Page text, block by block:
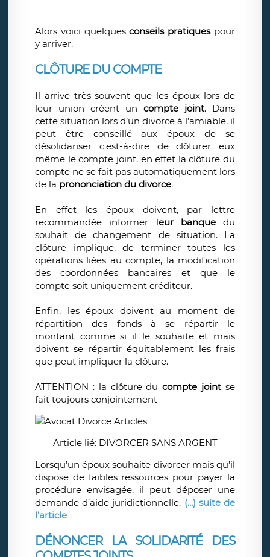
Alors voici quelquesconseils pratiquespour
y arriver.
CLÔTURE DU COMPTE
Il arrive très souvent que les époux lors de
leur union créent un compte joint. Dans
cette situation lors d’un divorce à l’amiable, il
peut être conseillé aux époux de se
désolidariser c'est-à-dire de clôturer eux
même le compte joint, en effet la clôture du
compte ne se fait pas automatiquement lors
de la prononciation du divorce.
En effet les époux doivent, par lettre
recommandée informer leur banquedu
souhait de changement de situation. La
clôture implique, de terminer toutes les
opérations liées au compte, la modification
des coordonnées bancaires et que le
compte soit uniquement créditeur.
Enfin, les époux doivent au moment de
répartition des fonds à se répartir le
montant comme si il le souhaite et mais
doivent se répartir équitablement les frais
que peut impliquer la clôture.
ATTENTION : la clôture ducompte jointse
fait toujours conjointement
Article lié: DIVORCER SANS ARGENT
Lorsqu’un époux souhaite divorcer mais qu’il
dispose de faibles ressources pour payer la
procédure envisagée, il peut déposer une
demande d’aide juridictionnelle. (...) suite de
l'article
DÉNONCER LA SOLIDARITÉ DES